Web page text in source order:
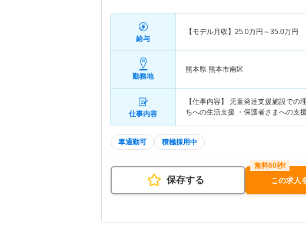
給与
【モデル月収】 25.0万円～35.0万円
勤務地
熊本県 熊本市南区
仕事内容
【仕事内容】 児童発達支援施設で
ちへの生活支援 ・保護者さまへの支
車通勤可 積極採用中
保存する この求人